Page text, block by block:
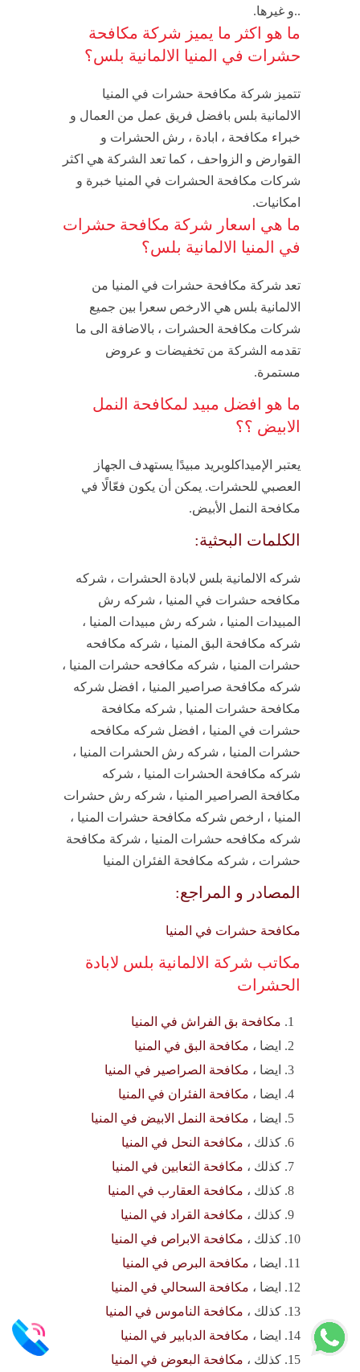
..و غيرها.
ما هو اكثر ما يميز شركة مكافحة
حشرات في المنيا الالمانية بلس؟
تتميز شركة مكافحة حشرات في المنيا
الالمانية بلس بافضل فريق عمل من العمال و
خبراء مكافحة ، ابادة ، رش الحشرات و
القوارض و الزواحف ، كما تعد الشركة هي اكثر
شركات مكافحة الحشرات في المنيا خبرة و
امكانيات.
ما هي اسعار شركة مكافحة حشرات
في المنيا الالمانية بلس؟
تعد شركة مكافحة حشرات في المنيا من
الالمانية بلس هي الارخص سعرا بين جميع
شركات مكافحة الحشرات ، بالاضافة الى ما
تقدمه الشركة من تخفيضات و عروض
مستمرة.
ما هو افضل مبيد لمكافحة النمل
الابيض ؟؟
يعتبر الإميداكلوبريد مبيدًا يستهدف الجهاز
العصبي للحشرات. يمكن أن يكون فعّالًا في
مكافحة النمل الأبيض.
الكلمات البحثية:
شركه الالمانية بلس لابادة الحشرات ، شركه
مكافحه حشرات في المنيا ، شركه رش
المبيدات المنيا ، شركه رش مبيدات المنيا ،
شركه مكافحة البق المنيا ، شركه مكافحه
حشرات المنيا ، شركه مكافحه حشرات المنيا ،
شركه مكافحة صراصير المنيا ، افضل شركه
مكافحة حشرات المنيا , شركه مكافحة
حشرات في المنيا ، افضل شركه مكافحه
حشرات المنيا ، شركه رش الحشرات المنيا ،
شركه مكافحة الحشرات المنيا ، شركه
مكافحة الصراصير المنيا ، شركه رش حشرات
المنيا ، ارخص شركه مكافحة حشرات المنيا ،
شركه مكافحه حشرات المنيا ، شركة مكافحة
حشرات ، شركه مكافحة الفئران المنيا
المصادر و المراجع:
مكافحة حشرات في المنيا
مكاتب شركة الالمانية بلس لابادة
الحشرات
مكافحة بق الفراش في المنيا
ايضا ، مكافحة البق في المنيا
ايضا ، مكافحة الصراصير في المنيا
ايضا ، مكافحة الفئران في المنيا
ايضا ، مكافحة النمل الابيض في المنيا
كذلك ، مكافحة النحل في المنيا
كذلك ، مكافحة الثعابين في المنيا
كذلك ، مكافحة العقارب في المنيا
كذلك ، مكافحة القراد في المنيا
كذلك ، مكافحة الابراص في المنيا
ايضا ، مكافحة البرص في المنيا
ايضا ، مكافحة السحالي في المنيا
كذلك ، مكافحة الناموس في المنيا
ايضا ، مكافحة الدبابير في المنيا
كذلك ، مكافحة البعوض في المنيا